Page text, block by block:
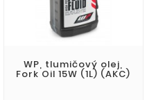
WP, tlumičový olej,
Fork Oil 15W (1L) (AKC)